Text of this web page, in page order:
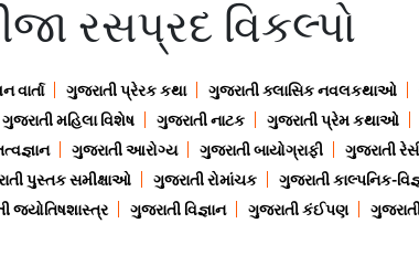
રસપ્રદ વિકલ્પો
વાર્તા ગુજરાતી પ્રેરક કથા ગુજરાતી ક્લાસિક નવલકથાઓ
ગુજરાતી મહિલા વિશેષ ગુજરાતી નાટક ગુજરાતી પ્રેમ કથાઓ
ગુજરાતી આરોગ્ય ગુજરાતી બાયોગ્રાફી ગુજરાતી
પુસ્તક સમીક્ષાઓ ગુજરાતી રોમાંચક ગુજરાતી કાલ્પનિક-
જ્યોતિષશાસ્ત્ર ગુજરાતી વિજ્ઞાન ગુજરાતી કંઈપણ ગુજરાતી